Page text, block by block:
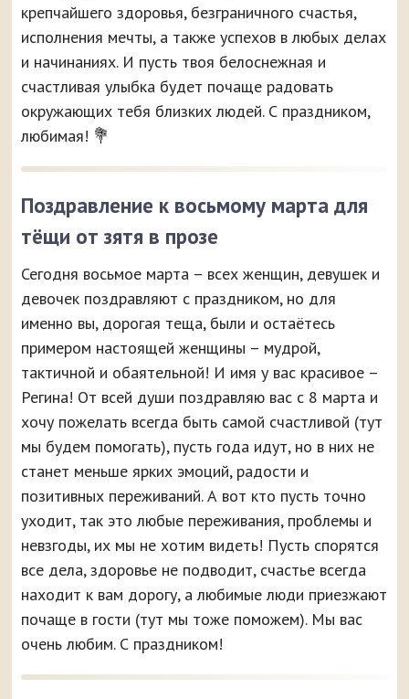
крепчайшего здоровья, безграничного счастья,
исполнения мечты, а также успехов в любых делах
и начинаниях. И пусть твоя белоснежная и
счастливая улыбка будет почаще радовать
окружающих тебя близких людей. С праздником,
любимая! 💐
Поздравление к восьмому марта для
тёщи от зятя в прозе
Сегодня восьмое марта – всех женщин, девушек и
девочек поздравляют с праздником, но для
именно вы, дорогая теща, были и остаётесь
примером настоящей женщины – мудрой,
тактичной и обаятельной! И имя у вас красивое –
Регина! От всей души поздравляю вас с 8 марта и
хочу пожелать всегда быть самой счастливой (тут
мы будем помогать), пусть года идут, но в них не
станет меньше ярких эмоций, радости и
позитивных переживаний. А вот кто пусть точно
уходит, так это любые переживания, проблемы и
невзгоды, их мы не хотим видеть! Пусть спорятся
все дела, здоровье не подводит, счастье всегда
находит к вам дорогу, а любимые люди приезжают
почаще в гости (тут мы тоже поможем). Мы вас
очень любим. С праздником!